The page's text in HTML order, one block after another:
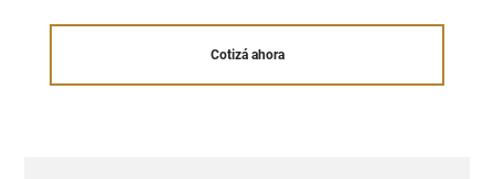
Cotizá ahora